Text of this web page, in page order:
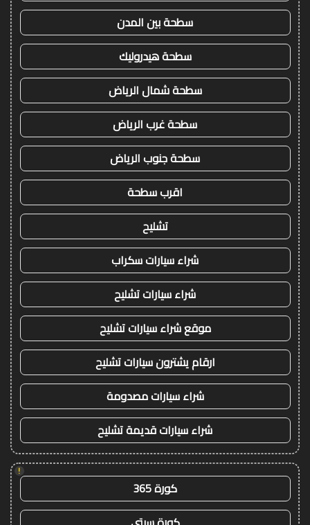
سطحة بين المدن
سطحة هيدروليك
سطحة شمال الرياض
سطحة غرب الرياض
سطحة جنوب الرياض
اقرب سطحة
تشليح
شراء سيارات سكراب
شراء سيارات تشليح
موقع شراء سيارات تشليح
ارقام يشترون سيارات تشليح
شراء سيارات مصدومة
شراء سيارات قديمة تشليح
!
كورة 365